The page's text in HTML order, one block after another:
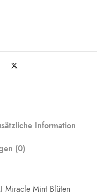
Information
(0)
Miracle Mint Blüten